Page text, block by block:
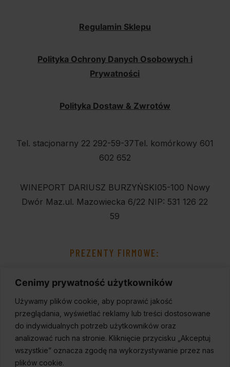
Cenimy prywatność użytkowników
Używamy plików cookie, aby poprawić jakość
przeglądania, wyświetlać reklamy lub treści dostosowane
do indywidualnych potrzeb użytkowników oraz
analizować ruch na stronie. Kliknięcie przycisku „Akceptuj
wszystkie” oznacza zgodę na wykorzystywanie przez nas
plików cookie.
Regulamin Sklepu
Polityka Ochrony Danych Osobowych i
Prywatności
Polityka Dostaw & Zwrotów
Tel. stacjonarny 22 292-59-37Tel. komórkowy 601
602 652
WINEPORT DARIUSZ BURZYŃSKI05-100 Nowy
Dwór Maz.ul. Mazowiecka 6/22 NIP: 531 126 22
59
PREZENTY FIRMOWE: